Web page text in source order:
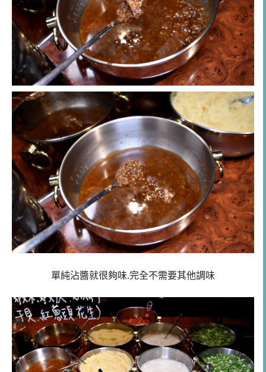
單純沾醬就很夠味.完全不需要其他調味